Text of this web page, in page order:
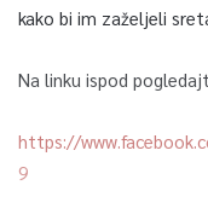
kako bi im zaželjeli
Na linku ispod
https://
9